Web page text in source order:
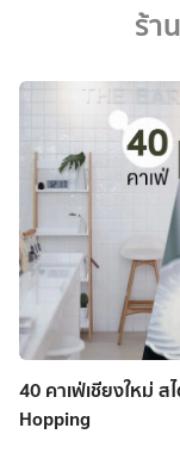
ร้า
40 คาเฟ่เชียงใหม่
Hopping